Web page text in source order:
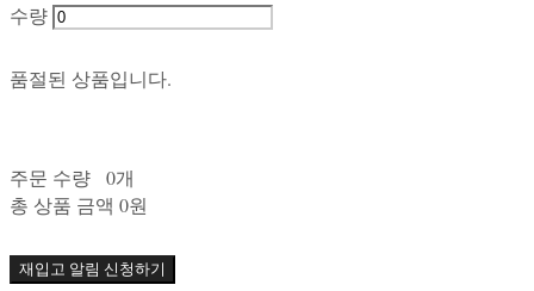
수량
품절된 상품입니다.
주문 수량
0개
총 상품 금액 0원
재입고 알림 신청하기